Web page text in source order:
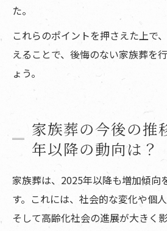
た。
これらのポイントを押さえた上で
えることで、後悔のない家族葬を
ょう。
家族葬の今後の推
年以降の動向は？
家族葬は、2025年以降も増加傾向
す。これには、社会的な変化や個
そして高齢化社会の進展が大きく